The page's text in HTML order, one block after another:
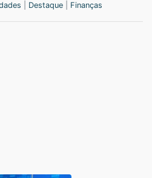
Destaque Finanças